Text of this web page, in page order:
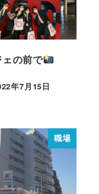
の前で
年7月15日
職場